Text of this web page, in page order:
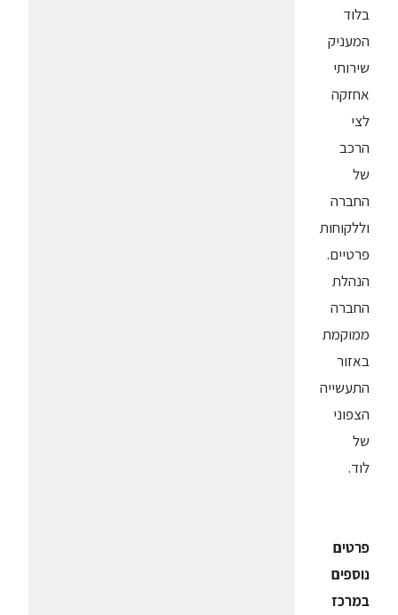
בלוד
המעניק
שירותי
אחזקה
לצי
הרכב
של
החברה
וללקוחות
פרטיים.
הנהלת
החברה
ממוקמת
באזור
התעשייה
הצפוני
של
לוד.
פרטים
נוספים
במרכז